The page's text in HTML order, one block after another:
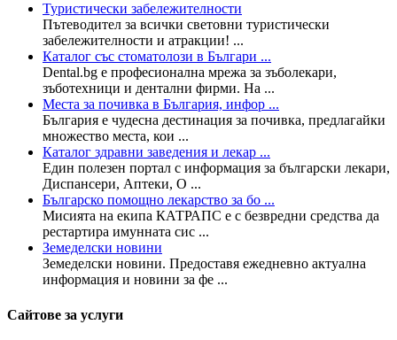
Туристически забележителности
Пътеводител за всички световни туристически
забележителности и атракции! ...
Каталог със стоматолози в Българи ...
Dental.bg е професионална мрежа за зъболекари,
зъботехници и дентални фирми. На ...
Места за почивка в България, инфор ...
България е чудесна дестинация за почивка, предлагайки
множество места, кои ...
Каталог здравни заведения и лекар ...
Един полезен портал с информация за български лекари,
Диспансери, Аптеки, О ...
Българско помощно лекарство за бо ...
Мисията на екипа КАТРАПС е с безвредни средства да
рестартира имунната сис ...
Земеделски новини
Земеделски новини. Предоставя ежедневно актуална
информация и новини за фе ...
Сайтове за услуги